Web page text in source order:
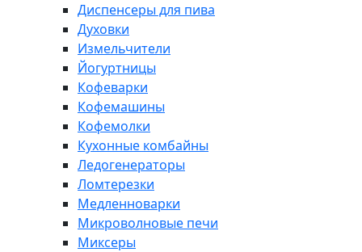
Диспенсеры для пива
Духовки
Измельчители
Йогуртницы
Кофеварки
Кофемашины
Кофемолки
Кухонные комбайны
Ледогенераторы
Ломтерезки
Медленноварки
Микроволновые печи
Миксеры